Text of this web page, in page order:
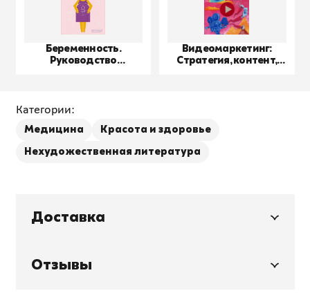
Беременность.
Руководство
Видеомаркетинг:
Стратегия, контент,
Категории:
Медицина
Красота и здоровье
Нехудожественная литература
Доставка
Отзывы